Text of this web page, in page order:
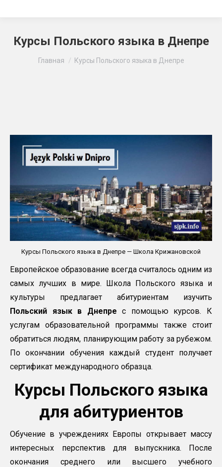
Курсы Польского языка в Днепре
Вы здесь:
Главная Курсы Польского языка в Днепре
Курсы Польского языка в Днепре — Школа Крижановской
Европейское образование всегда считалось одним из
самых лучших в мире. Школа Польского языка и
культуры предлагает абитуриентам изучить
Польский язык в Днепрес помощью курсов. К
услугам образовательной программы также стоит
обратиться людям, планирующим работу за рубежом.
По окончании обучения каждый студент получает
сертификат международного образца.
Курсы Польского языка
для абитуриентов
Обучение в учреждениях Европы открывает массу
интересных перспектив для выпускника. После
окончания среднего или высшего учебного